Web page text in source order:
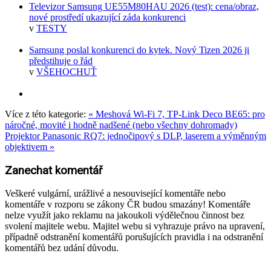
Televizor Samsung UE55M80HAU 2026 (test): cena/obraz,
nové prostředí ukazující záda konkurenci
v TESTY
Samsung poslal konkurenci do kytek. Nový Tizen 2026 ji
předstihuje o řád
v VŠEHOCHUŤ
Více z této kategorie: « Meshová Wi-Fi 7, TP-Link Deco BE65: pro
náročné, movité i hodně nadšené (nebo všechny dohromady)
Projektor Panasonic RQ7: jednočipový s DLP, laserem a výměnným
objektivem »
Zanechat komentář
Veškeré vulgární, urážlivé a nesouvisející komentáře nebo
komentáře v rozporu se zákony ČR budou smazány! Komentáře
nelze využít jako reklamu na jakoukoli výdělečnou činnost bez
svolení majitele webu. Majitel webu si vyhrazuje právo na upravení,
případně odstranění komentářů porušujících pravidla i na odstranění
komentářů bez udání důvodu.